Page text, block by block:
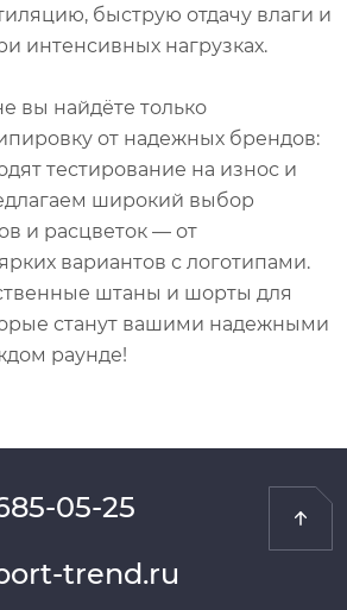
быструю отдачу влаги и
интенсивных нагрузках.
вы найдёте только
от надежных брендов:
тестирование на износ и
широкий выбор
и расцветок — от
вариантов с логотипами.
штаны и шорты для
станут вашими надежными
раунде!
05-25
trend.ru